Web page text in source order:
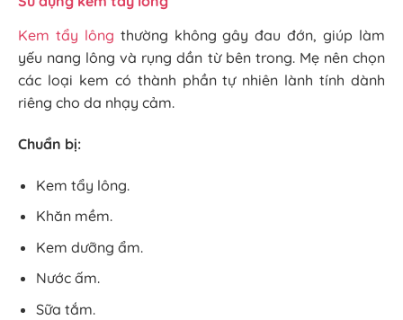
Kem tẩy lông thường không gây đau đớn, giúp làm
yếu nang lông và rụng dần từ bên trong. Mẹ nên chọn
các loại kem có thành phần tự nhiên lành tính dành
riêng cho da nhạy cảm.
Chuẩn bị:
Kem tẩy lông.
Khăn mềm.
Kem dưỡng ẩm.
Nước ấm.
Sữa tắm.